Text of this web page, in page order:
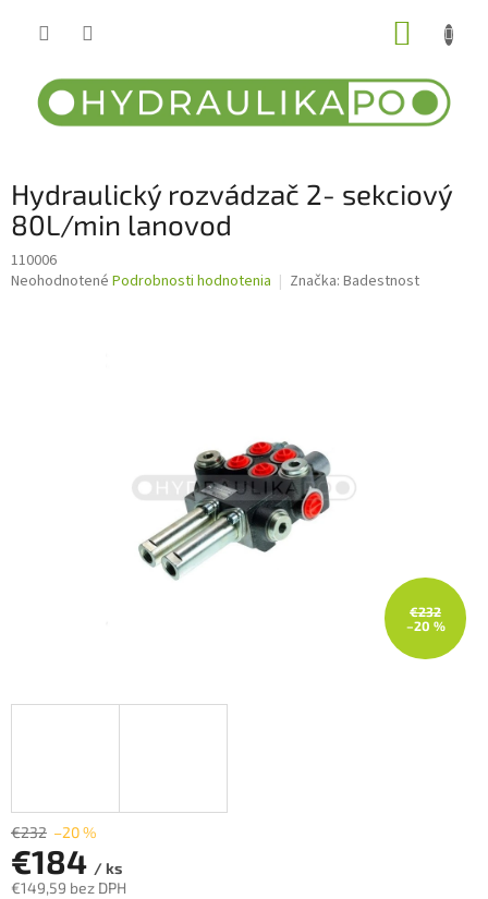
Hydraulický rozvádzač 2- sekciový
80L/min lanovod
110006
Priemerné
Neohodnotené Podrobnosti hodnotenia Značka: Badestnost
€232
–20 %
€232 –20 %
€184 / ks
€149,59 bez DPH